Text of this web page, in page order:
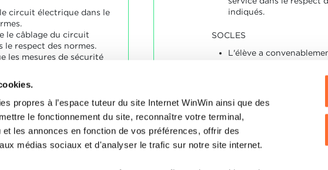
propres à l’espace tuteur du site Internet WinWin ainsi que des
le fonctionnement du site, reconnaître votre terminal,
les annonces en fonction de vos préférences, offrir des
médias sociaux et d'analyser le trafic sur notre site internet.
circuit électrique dans le
le câblage du circuit
le respect des normes.
les mesures de sécurité
répondu aux
dans le contexte des
indiqués.
SOCLES
L'élève a